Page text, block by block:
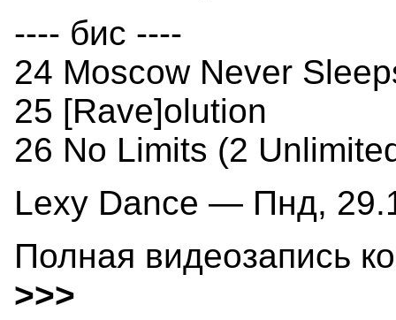
---- бис ----
24 Moscow Never
25 [Rave]olution
26 No Limits (2
Lexy Dance — Пнд,
Полная видеозапись
>>>